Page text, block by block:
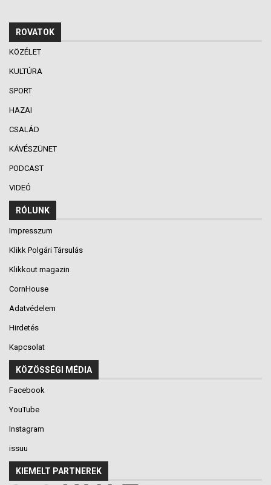
ROVATOK
KÖZÉLET
KULTÚRA
SPORT
HAZAI
CSALÁD
KÁVÉSZÜNET
PODCAST
VIDEÓ
RÓLUNK
Impresszum
Klikk Polgári Társulás
Klikkout magazin
CornHouse
Adatvédelem
Hirdetés
Kapcsolat
KÖZÖSSÉGI MÉDIA
Facebook
YouTube
Instagram
issuu
KIEMELT PARTNEREK